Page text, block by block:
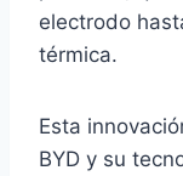
electrodo
térmica.
Esta
BYD y su